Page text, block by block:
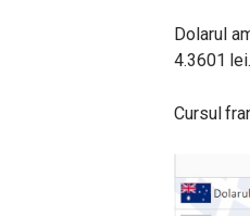
Dolarul
4.3601 lei.
Cursul